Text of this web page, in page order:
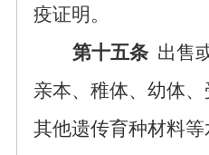
疫证明。
第十五条 出售
亲本、稚体、幼体
其他遗传育种材料